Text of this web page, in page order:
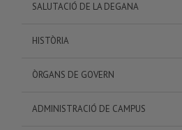
SALUTACIÓ DE LA DEGANA
HISTÒRIA
ÒRGANS DE GOVERN
ADMINISTRACIÓ DE CAMPUS